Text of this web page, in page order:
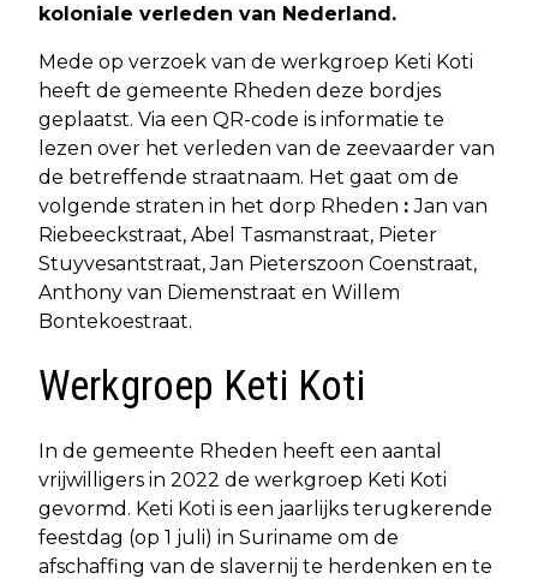
koloniale verleden van Nederland.
Mede op verzoek van de werkgroep Keti Koti
heeft de gemeente Rheden deze bordjes
geplaatst. Via een QR-code is informatie te
lezen over het verleden van de zeevaarder van
de betreffende straatnaam. Het gaat om de
volgende straten in het dorp Rheden :Jan van
Riebeeckstraat, Abel Tasmanstraat, Pieter
Stuyvesantstraat, Jan Pieterszoon Coenstraat,
Anthony van Diemenstraat en Willem
Bontekoestraat.
Werkgroep Keti Koti
In de gemeente Rheden heeft een aantal
vrijwilligers in 2022 de werkgroep Keti Koti
gevormd. Keti Koti is een jaarlijks terugkerende
feestdag (op 1 juli) in Suriname om de
afschaffing van de slavernij te herdenken en te